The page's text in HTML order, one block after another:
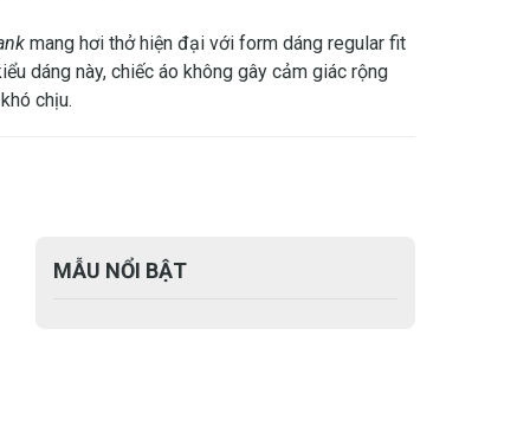
mang hơi thở hiện đại với form dáng regular fit
dáng này, chiếc áo không gây cảm giác rộng
chịu.
MẪU NỔI BẬT